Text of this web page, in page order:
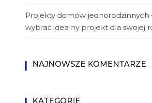
Projekty domów jednorodzinnych
wybrać idealny projekt dla swojej
NAJNOWSZE KOMENTARZE
KATEGORIE